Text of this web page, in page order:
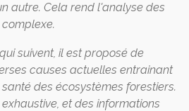
autre. Cela rend l'analyse des
suivent, il est proposé de
causes actuelles entrainant
des écosystèmes forestiers.
et des informations